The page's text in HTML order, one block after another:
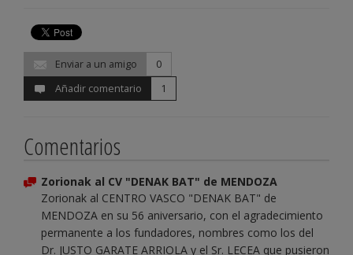
Enviar a un amigo
0
Añadir comentario
1
Comentarios
Zorionak al CV "DENAK BAT" de MENDOZA
Zorionak al CENTRO VASCO "DENAK BAT" de
MENDOZA en su 56 aniversario, con el agradecimiento
permanente a los fundadores, nombres como los del
Dr. JUSTO GARATE ARRIOLA y el Sr. LECEA que pusieron